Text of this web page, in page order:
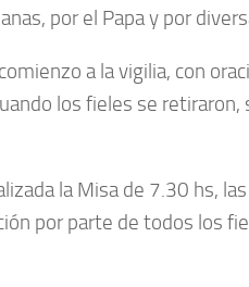
por el Papa y por
a la vigilia, con
los fieles se
la Misa de 7.30 hs,
por parte de todos los